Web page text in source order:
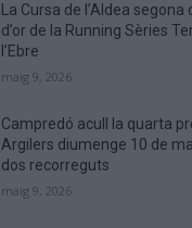
La Cursa de l’Aldea segona
d’or de la Running Sèries
l’Ebre
maig 9, 2026
Campredó acull la quarta
Argilers diumenge 10 de
dos recorreguts
maig 9, 2026